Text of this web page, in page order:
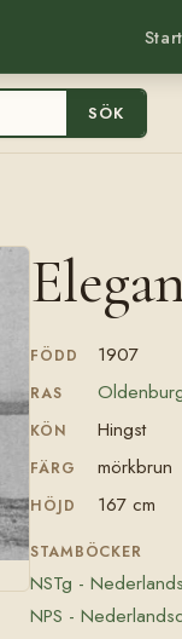
Start
SÖK
FÖDD 1907
RAS
KÖN Hingst
FÄRG mörkbrun
HÖJD 167 cm
STAMBÖCKER
NSTg -
NPS -